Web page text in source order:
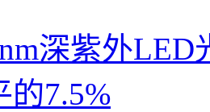
深紫外
的7.5%